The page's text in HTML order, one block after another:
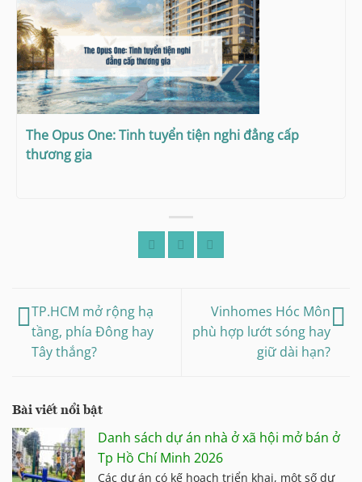
The Opus One: Tinh tuyển tiện nghi đẳng cấp
thương gia
TP.HCM mở rộng hạ
tầng, phía Đông hay
Tây thắng?
Vinhomes Hóc Môn
phù hợp lướt sóng hay
giữ dài hạn?
Bài viết nổi bật
Danh sách dự án nhà ở xã hội mở bán ở
Tp Hồ Chí Minh 2026
Các dự án có kế hoạch triển khai, một số dự